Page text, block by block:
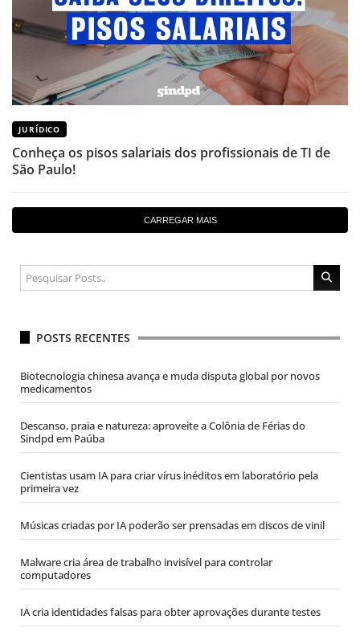
JURÍDICO
Conheça os pisos salariais dos profissionais de TI de
São Paulo!
CARREGAR MAIS
POSTS RECENTES
Biotecnologia chinesa avança e muda disputa global por novos
medicamentos
Descanso, praia e natureza: aproveite a Colônia de Férias do
Sindpd em Paúba
Cientistas usam IA para criar vírus inéditos em laboratório pela
primeira vez
Músicas criadas por IA poderão ser prensadas em discos de vinil
Malware cria área de trabalho invisível para controlar
computadores
IA cria identidades falsas para obter aprovações durante testes